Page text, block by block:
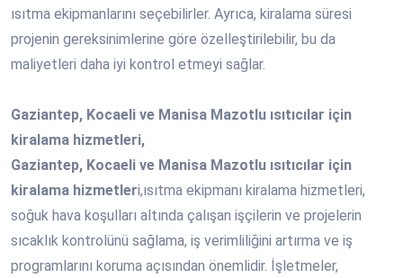
ısıtma ekipmanlarını seçebilirler. Ayrıca, kiralama süresi
projenin gereksinimlerine göre özelleştirilebilir, bu da
maliyetleri daha iyi kontrol etmeyi sağlar.
Gaziantep, Kocaeli ve Manisa Mazotlu ısıtıcılar için
kiralama hizmetleri,
Gaziantep, Kocaeli ve Manisa Mazotlu ısıtıcılar için
kiralama hizmetleri,ısıtma ekipmanı kiralama hizmetleri,
soğuk hava koşulları altında çalışan işçilerin ve projelerin
sıcaklık kontrolünü sağlama, iş verimliliğini artırma ve iş
programlarını koruma açısından önemlidir. İşletmeler,